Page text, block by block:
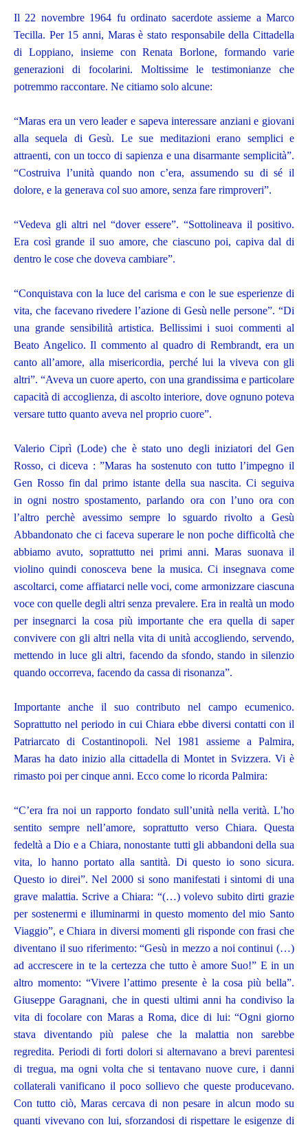
Il 22 novembre 1964 fu ordinato sacerdote assieme a Marco
Tecilla. Per 15 anni, Maras è stato responsabile della Cittadella
di Loppiano, insieme con Renata Borlone, formando varie
generazioni di focolarini. Moltissime le testimonianze che
potremmo raccontare. Ne citiamo solo alcune:
“Maras era un vero leader e sapeva interessare anziani e giovani
alla sequela di Gesù. Le sue meditazioni erano semplici e
attraenti, con un tocco di sapienza e una disarmante semplicità”.
“Costruiva l’unità quando non c’era, assumendo su di sé il
dolore, e la generava col suo amore, senza fare rimproveri”.
“Vedeva gli altri nel “dover essere”. “Sottolineava il positivo.
Era così grande il suo amore, che ciascuno poi, capiva dal di
dentro le cose che doveva cambiare”.
“Conquistava con la luce del carisma e con le sue esperienze di
vita, che facevano rivedere l’azione di Gesù nelle persone”. “Di
una grande sensibilità artistica. Bellissimi i suoi commenti al
Beato Angelico. Il commento al quadro di Rembrandt, era un
canto all’amore, alla misericordia, perché lui la viveva con gli
altri”. “Aveva un cuore aperto, con una grandissima e particolare
capacità di accoglienza, di ascolto interiore, dove ognuno poteva
versare tutto quanto aveva nel proprio cuore”.
Valerio Ciprì (Lode) che è stato uno degli iniziatori del Gen
Rosso, ci diceva : ”Maras ha sostenuto con tutto l’impegno il
Gen Rosso fin dal primo istante della sua nascita. Ci seguiva
in ogni nostro spostamento, parlando ora con l’uno ora con
l’altro perchè avessimo sempre lo sguardo rivolto a Gesù
Abbandonato che ci faceva superare le non poche difficoltà che
abbiamo avuto, soprattutto nei primi anni. Maras suonava il
violino quindi conosceva bene la musica. Ci insegnava come
ascoltarci, come affiatarci nelle voci, come armonizzare ciascuna
voce con quelle degli altri senza prevalere. Era in realtà un modo
per insegnarci la cosa più importante che era quella di saper
convivere con gli altri nella vita di unità accogliendo, servendo,
mettendo in luce gli altri, facendo da sfondo, stando in silenzio
quando occorreva, facendo da cassa di risonanza”.
Importante anche il suo contributo nel campo ecumenico.
Soprattutto nel periodo in cui Chiara ebbe diversi contatti con il
Patriarcato di Costantinopoli. Nel 1981 assieme a Palmira,
Maras ha dato inizio alla cittadella di Montet in Svizzera. Vi è
rimasto poi per cinque anni. Ecco come lo ricorda Palmira:
“C’era fra noi un rapporto fondato sull’unità nella verità. L’ho
sentito sempre nell’amore, soprattutto verso Chiara. Questa
fedeltà a Dio e a Chiara, nonostante tutti gli abbandoni della sua
vita, lo hanno portato alla santità. Di questo io sono sicura.
Questo io direi”. Nel 2000 si sono manifestati i sintomi di una
grave malattia. Scrive a Chiara: “(…) volevo subito dirti grazie
per sostenermi e illuminarmi in questo momento del mio Santo
Viaggio”, e Chiara in diversi momenti gli risponde con frasi che
diventano il suo riferimento: “Gesù in mezzo a noi continui (…)
ad accrescere in te la certezza che tutto è amore Suo!” E in un
altro momento: “Vivere l’attimo presente è la cosa più bella”.
Giuseppe Garagnani, che in questi ultimi anni ha condiviso la
vita di focolare con Maras a Roma, dice di lui: “Ogni giorno
stava diventando più palese che la malattia non sarebbe
regredita. Periodi di forti dolori si alternavano a brevi parentesi
di tregua, ma ogni volta che si tentavano nuove cure, i danni
collaterali vanificano il poco sollievo che queste producevano.
Con tutto ciò, Maras cercava di non pesare in alcun modo su
quanti vivevano con lui, sforzandosi di rispettare le esigenze di